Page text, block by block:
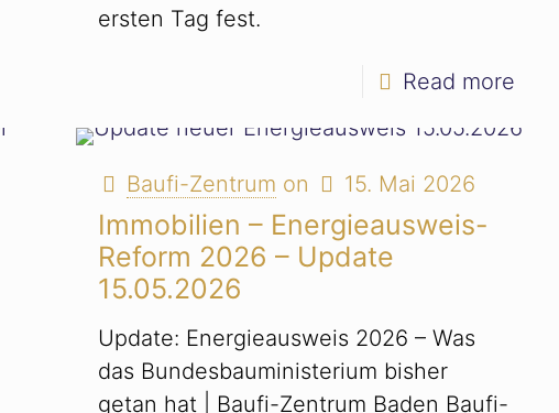
ersten Tag fest.
Read more
Baufi-Zentrum on 15. Mai 2026
Immobilien – Energieausweis-
Reform 2026 – Update
15.05.2026
Update: Energieausweis 2026 – Was
das Bundesbauministerium bisher
getan hat | Baufi-Zentrum Baden Baufi-
Empfehlungen auf
ProvenExpert.com
SEHR GUT